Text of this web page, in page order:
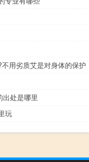
用劣质艾是对身体的保护
出处是哪里
玩